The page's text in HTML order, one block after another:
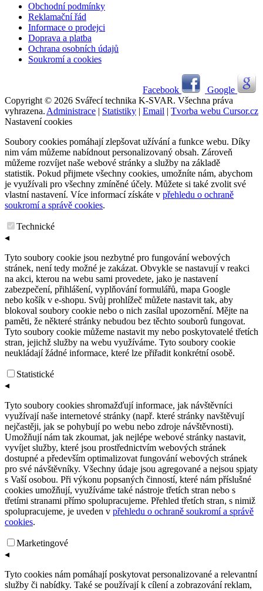
Obchodní podmínky
Reklamační řád
Informace o prodejci
Doprava a platba
Ochrana osobních údajů
Soukromí a cookies
Facebook
Google
Copyright © 2026 Svářecí technika K-SVAR. Všechna práva
vyhrazena. Administrace | Statistiky | Email | Tvorba webu Cursor.cz
Nastavení cookies
Soubory cookies pomáhají zlepšovat užívání a funkce webu. Díky
nim vám můžeme nabídnout personalizovaný obsah. Zároveň
můžeme rozvíjet naše webové stránky a služby na základě
statistik. Pokud přijmete všechny cookies, umožníte nám, abychom
je využívali pro všechny zmíněné účely. Můžete si také zvolit své
vlastní nastavení. Více informací získáte v přehledu o ochraně
soukromí a správě cookies.
Technické
◂
Tyto soubory cookie jsou nezbytné pro fungování webových
stránek, není tedy možné je zakázat. Obvykle se nastavují v reakci
na akci, kterou na webu sami provedete, jako je nastavení
zabezpečení, přihlášení, vyplňování formulářů, mapa Google
nebo košík v e-shopu. Svůj prohlížeč můžete nastavit tak, aby
blokoval soubory cookie nebo o nich zasílal upozornění. Mějte na
paměti, že některé stránky nebudou bez těchto souborů fungovat.
Tyto soubory cookie můžeme nastavit my nebo poskytovatelé třetích
stran, jejichž služby na webu využíváme. Tyto soubory cookie
neukládají žádné informace, které lze přiřadit konkrétní osobě.
Statistické
◂
Tyto soubory cookies shromažďují informace, jak návštěvníci
využívají naše internetové stránky (např. které stránky navštěvují
nejčastěji, jak se pohybují po webu nebo zdroje návštěvnosti).
Umožňují nám tak zkoumat, jak nejlépe webové stránky nastavit,
vyvíjet služby, které jsou prostřednictvím webových stránek
dostupné a především optimalizovat fungování webových stránek
pro své návštěvníky. Všechny údaje jsou agregované a nejsou spjaty
s Vaší osobou. Při výkonu popsaných činností, které nám příslušné
cookies umožňují, využíváme také nástroje třetích stran nebo s
třetími stranami přímo spolupracujeme. Přehled třetích stran, s nimiž
spolupracujeme, je uveden v přehledu o ochraně soukromí a správě
cookies.
Marketingové
◂
Tyto cookies nám pomáhají poskytovat personalizované a relevantní
služby či nabídky. Také se používají k cílení a zobrazování reklam,